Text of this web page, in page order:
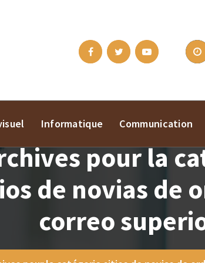
Informatique Communication
pour la
de novias de
correo